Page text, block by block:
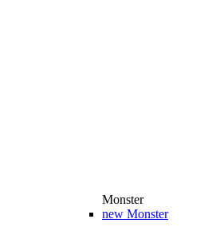
Monster
new Monster